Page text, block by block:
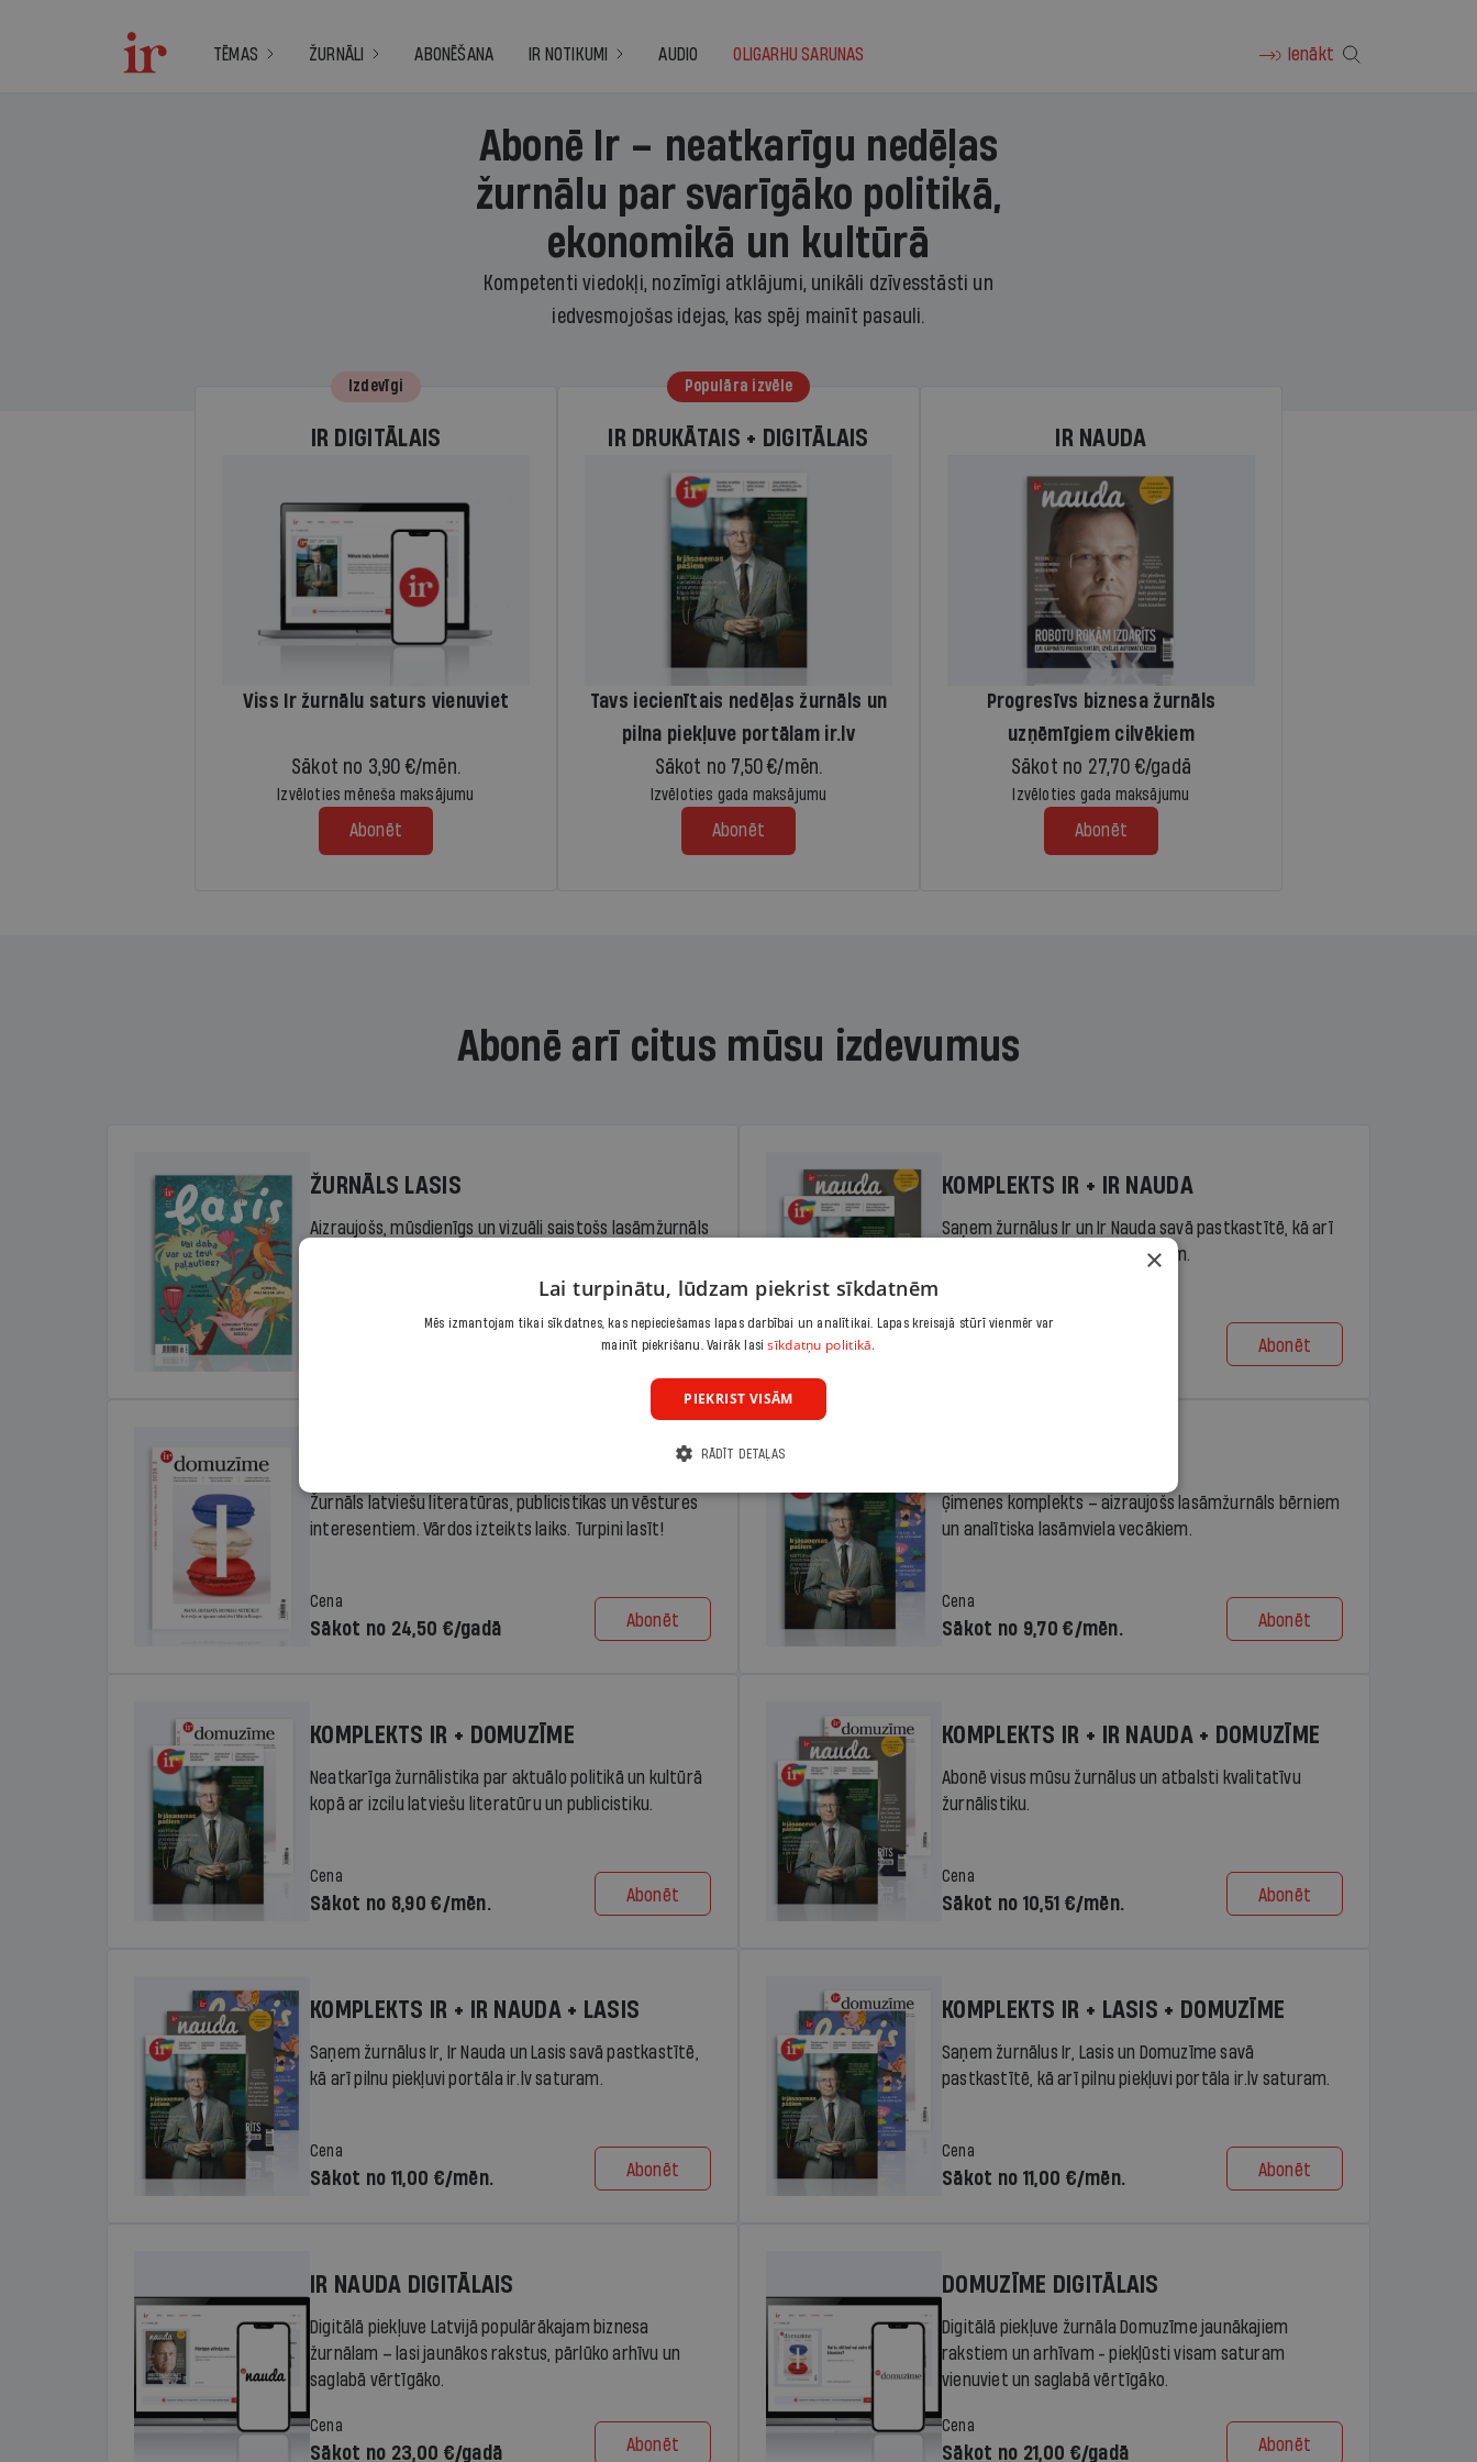
TĒMAS ŽURNĀLI ABONĒŠANA IR NOTIKUMI AUDIO OLIGARHU SARUNAS Ienākt
Abonē Ir – neatkarīgu nedēļas
žurnālu par svarīgāko politikā,
ekonomikā un kultūrā
Kompetenti viedokļi, nozīmīgi atklājumi, unikāli dzīvesstāsti un
iedvesmojošas idejas, kas spēj mainīt pasauli.
Izdevīgi
IR DIGITĀLAIS
Viss Ir žurnālu saturs vienuviet
Sākot no 3,90 €/mēn.
Izvēloties mēneša maksājumu
Abonēt
Populāra izvēle
IR DRUKĀTAIS + DIGITĀLAIS
Tavs iecienītais nedēļas žurnāls un
pilna piekļuve portālam ir.lv
Sākot no 7,50 €/mēn.
Izvēloties gada maksājumu
Abonēt
IR NAUDA
Progresīvs biznesa žurnāls
uzņēmīgiem cilvēkiem
Sākot no 27,70 €/gadā
Izvēloties gada maksājumu
Abonēt
Abonē arī citus mūsu izdevumus
ŽURNĀLS LASIS
Aizraujošs, mūsdienīgs un vizuāli saistošs lasāmžurnāls
Abonēt
KOMPLEKTS IR + IR NAUDA
Saņem žurnālus Ir un Ir Nauda savā pastkastītē, kā arī
pilnu piekļuvi portāla ir.lv saturam.
Cena
Abonēt
Žurnāls latviešu literatūras, publicistikas un vēstures
interesentiem. Vārdos izteikts laiks. Turpini lasīt!
Cena
Sākot no 24,50 €/gadā Abonēt
Ģimenes komplekts – aizraujošs lasāmžurnāls bērniem
un analītiska lasāmviela vecākiem.
Cena
Sākot no 9,70 €/mēn. Abonēt
KOMPLEKTS IR + DOMUZĪME
Neatkarīga žurnālistika par aktuālo politikā un kultūrā
kopā ar izcilu latviešu literatūru un publicistiku.
Cena
Sākot no 8,90 €/mēn. Abonēt
KOMPLEKTS IR + IR NAUDA + DOMUZĪME
Abonē visus mūsu žurnālus un atbalsti kvalitatīvu
žurnālistiku.
Cena
Sākot no 10,51 €/mēn. Abonēt
KOMPLEKTS IR + IR NAUDA + LASIS
Saņem žurnālus Ir, Ir Nauda un Lasis savā pastkastītē,
kā arī pilnu piekļuvi portāla ir.lv saturam.
Cena
Sākot no 11,00 €/mēn. Abonēt
KOMPLEKTS IR + LASIS + DOMUZĪME
Saņem žurnālus Ir, Lasis un Domuzīme savā
pastkastītē, kā arī pilnu piekļuvi portāla ir.lv saturam.
Cena
Sākot no 11,00 €/mēn. Abonēt
IR NAUDA DIGITĀLAIS
Digitālā piekļuve Latvijā populārākajam biznesa
žurnālam – lasi jaunākos rakstus, pārlūko arhīvu un
saglabā vērtīgāko.
Cena
Sākot no 23,00 €/gadā Abonēt
DOMUZĪME DIGITĀLAIS
Digitālā piekļuve žurnāla Domuzīme jaunākajiem
rakstiem un arhīvam - piekļūsti visam saturam
vienuviet un saglabā vērtīgāko.
Cena
Sākot no 21,00 €/gadā Abonēt
×
Lai turpinātu, lūdzam piekrist sīkdatnēm
Mēs izmantojam tikai sīkdatnes, kas nepieciešamas lapas darbībai un analītikai. Lapas kreisajā stūrī vienmēr var
mainīt piekrišanu. Vairāk lasisīkdatņu politikā.
PIEKRIST VISĀM
RĀDĪT DETAĻAS